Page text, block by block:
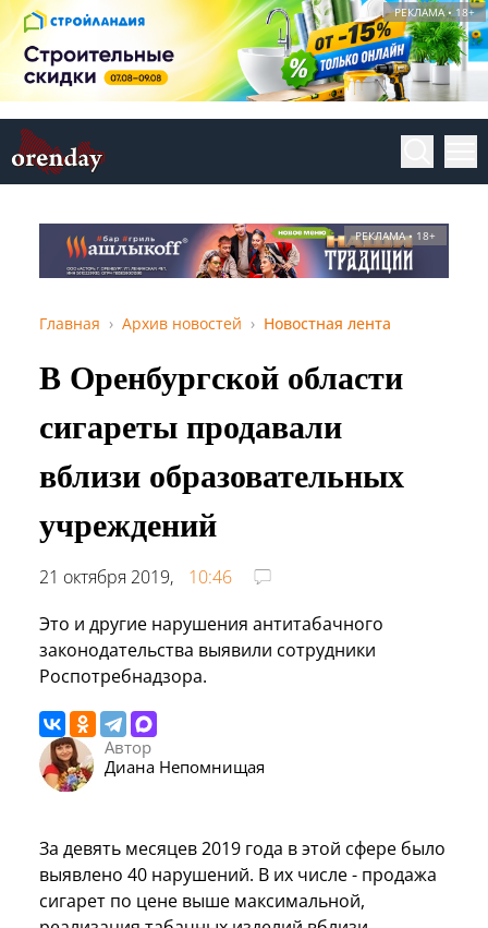
РЕКЛАМА • 18+
РЕКЛАМА • 18+
Главная Архив новостей Новостная лента
В Оренбургской области
сигареты продавали
вблизи образовательных
учреждений
21 октября 2019,
10:46
Это и другие нарушения антитабачного
законодательства выявили сотрудники
Роспотребнадзора.
Автор
Диана Непомнищая
За девять месяцев 2019 года в этой сфере было
выявлено 40 нарушений. В их числе - продажа
сигарет по цене выше максимальной,